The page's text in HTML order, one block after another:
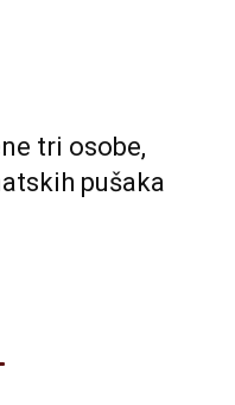
tri osobe,
pušaka